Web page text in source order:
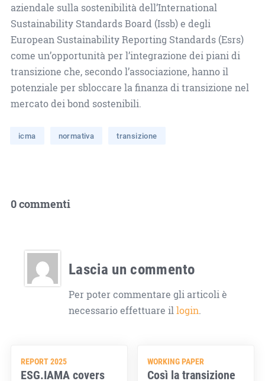
aziendale sulla sostenibilità dell’International
Sustainability Standards Board (Issb) e degli
European Sustainability Reporting Standards (Esrs)
come un’opportunità per l’integrazione dei piani di
transizione che, secondo l’associazione, hanno il
potenziale per sbloccare la finanza di transizione nel
mercato dei bond sostenibili.
icma normativa transizione
0 commenti
Lascia un commento
Per poter commentare gli articoli è
necessario effettuare illogin.
REPORT 2025
ESG.IAMA covers
WORKING PAPER
Così la transizione